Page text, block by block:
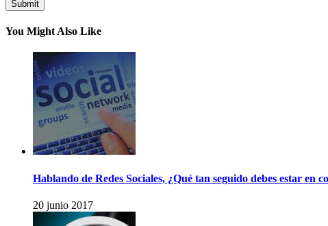
You Might Also Like
Hablando de Redes Sociales, ¿Qué tan seguido debes estar en
20 junio 2017